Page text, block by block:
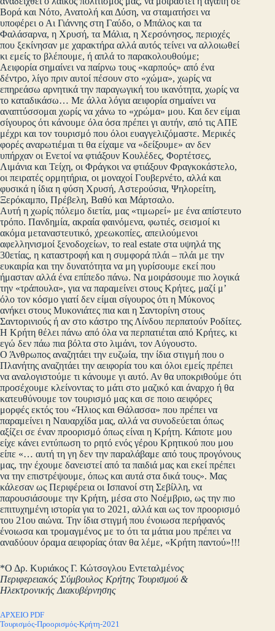
Βορά και Νότο, Ανατολή και Δύση, να σταματήσει να
υποφέρει ο Αι Γιάννης στη Γαύδο, ο Μπάλος και τα
Φαλάσαρνα, η Χρυσή, τα Μάλια, η Χερσόνησος, περιοχές
που ξεκίνησαν με χαρακτήρα αλλά αυτός τείνει να αλλοιωθεί
κι εμείς το βλέπουμε, ή απλά το παρακολουθούμε;
Αειφορία σημαίνει να παίρνω τους «καρπούς» από ένα
δέντρο, λίγο πριν αυτοί πέσουν στο «χώμα», χωρίς να
επηρεάσω αρνητικά την παραγωγική του ικανότητα, χωρίς να
το καταδικάσω… Με άλλα λόγια αειφορία σημαίνει να
αναπτύσσομαι χωρίς να χάνω το «χρώμα» μου. Και δεν είμαι
σίγουρος ότι κάνουμε όλα όσα πρέπει γι αυτήν, από τις ΑΠΕ
μέχρι και τον τουρισμό που όλοι ευαγγελιζόμαστε. Μερικές
φορές αναρωτιέμαι τι θα είχαμε να «δείξουμε» αν δεν
υπήρχαν οι Ενετοί να φτιάξουν Κουλέδες, Φορτέτσες,
Λιμάνια και Τείχη, οι Φράγκοι να φτιάξουν Φραγκοκάστελο,
οι πειρατές ορμητήρια, οι μοναχοί Γουβερνέτο, αλλά και
φυσικά η ίδια η φύση Χρυσή, Αστερούσια, Ψηλορείτη,
Ξερόκαμπο, Πρέβελη, Βαθύ και Μάρτσαλο.
Αυτή η χωρίς πόλεμο διετία, μας «τιμωρεί» με ένα απίστευτο
τρόπο. Πανδημία, ακραία φαινόμενα, φωτιές, σεισμοί κι
ακόμα μεταναστευτικό, χρεωκοπίες, απειλούμενοι
αφελληνισμοί ξενοδοχείων, το real estate στα υψηλά της
30ετίας, η καταστροφή και η συμφορά πλάι – πλάι με την
ευκαιρία και την δυνατότητα να μη γυρίσουμε εκεί που
ήμασταν αλλά ένα επίπεδο πάνω. Να μοιράσουμε πιο λογικά
την «τράπουλα», για να παραμείνει στους Κρήτες, μαζί μ’
όλο τον κόσμο γιατί δεν είμαι σίγουρος ότι η Μύκονος
ανήκει στους Μυκονιάτες πια και η Σαντορίνη στους
Σαντορινιούς ή αν στο κάστρο της Λίνδου περπατούν Ροδίτες.
Η Κρήτη θέλει πάνω από όλα να περπατιέται από Κρήτες, κι
εγώ δεν πάω πια βόλτα στο λιμάνι, τον Αύγουστο.
Ο Άνθρωπος αναζητάει την ευζωία, την ίδια στιγμή που ο
Πλανήτης αναζητάει την αειφορία του και όλοι εμείς πρέπει
να αναλογιστούμε τι κάνουμε γι αυτό. Αν θα υποκριθούμε ότι
προσέχουμε κλείνοντας το μάτι στο μαζικό και άναρχο ή θα
κατευθύνουμε τον τουρισμό μας και σε ποιο αειφόρες
μορφές εκτός του «Ήλιος και Θάλασσα» που πρέπει να
παραμείνει η Ναυαρχίδα μας, αλλά να συνοδεύεται όπως
αξίζει σε έναν προορισμό όπως είναι η Κρήτη. Κάποτε μου
είχε κάνει εντύπωση το ρητό ενός γέρου Κρητικού που μου
είπε «… αυτή τη γη δεν την παραλάβαμε από τους προγόνους
μας, την έχουμε δανειστεί από τα παιδιά μας και εκεί πρέπει
να την επιστρέψουμε, όπως και αυτά στα δικά τους». Μας
κάλεσαν ως Περιφέρεια οι Ισπανοί στη Σεβίλλη, να
παρουσιάσουμε την Κρήτη, μέσα στο Νοέμβριο, ως την πιο
επιτυχημένη ιστορία για το 2021, αλλά και ως τον προορισμό
του 21ου αιώνα. Την ίδια στιγμή που ένοιωσα περήφανός
ένοιωσα και τρομαγμένος με το ότι τα μάτια μου πρέπει να
αναδύουν όραμα αειφορίας όταν θα λέμε, «Κρήτη παντού»!!!
*Ο Δρ. Κυριάκος Γ. Κώτσογλου Εντεταλμένος
Περιφερειακός Σύμβουλος Κρήτης Τουρισμού &
Ηλεκτρονικής Διακυβέρνησης
ΑΡΧΕΙΟ PDF
Τουρισμός-Προορισμός-Κρήτη-2021